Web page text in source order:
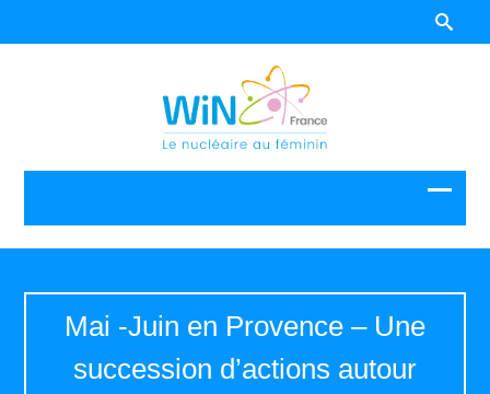
Mai -Juin en Provence – Une
succession d’actions autour